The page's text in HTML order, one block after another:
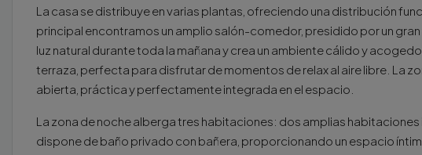
La casa se distribuye en varias plantas, ofreciendo una distribución
principal encontramos un amplio salón-comedor, presidido por un
luz natural durante toda la mañana y crea un ambiente cálido y
terraza, perfecta para disfrutar de momentos de relax al aire libre. La
abierta, práctica y perfectamente integrada en el espacio.
La zona de noche alberga tres habitaciones: dos amplias
dispone de baño privado con bañera, proporcionando un espacio